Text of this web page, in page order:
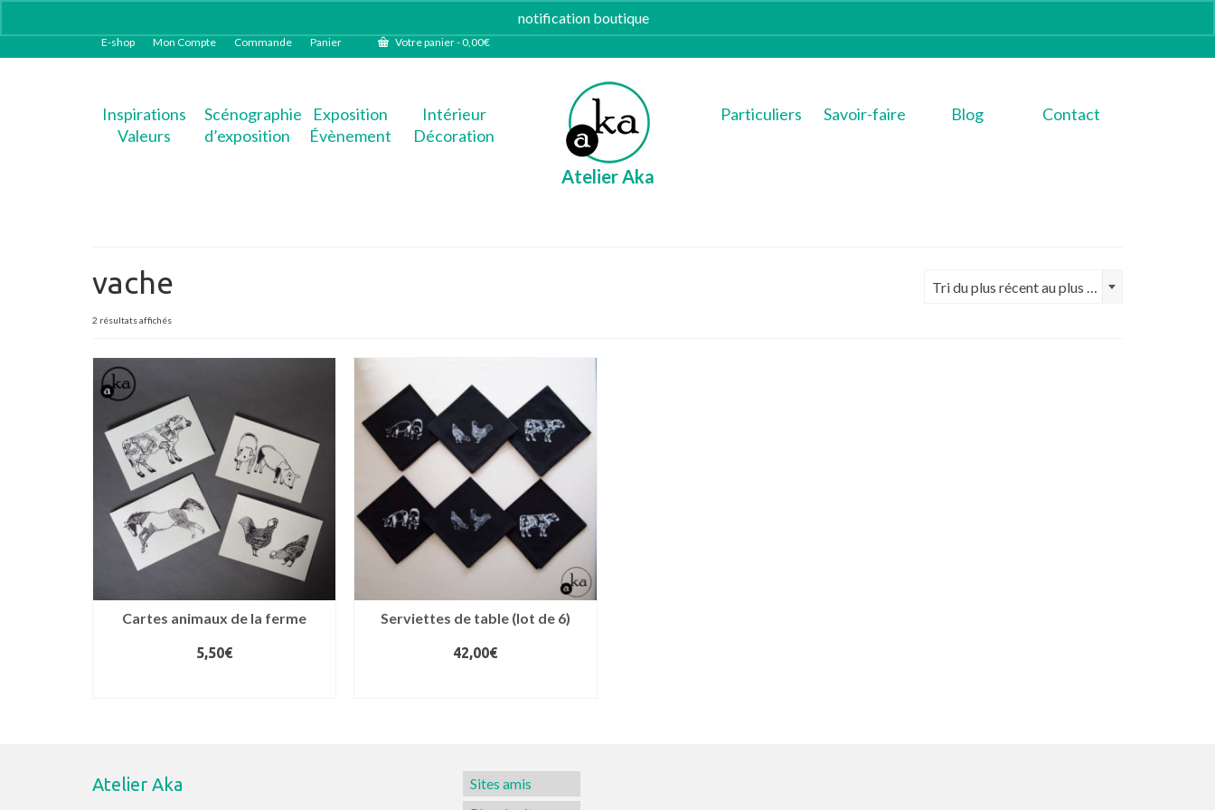
notification boutique
E-shop Mon Compte Commande Panier Votre panier-0,00€
Inspirations
Valeurs
Scénographie
d’exposition
Exposition
Évènement
Intérieur
Décoration
Atelier Aka
Particuliers Savoir-faire Blog Contact
vache
2 résultats affichésTrié
au
plus
ancien
Tri du plus récent au plus ancien
Cartes animaux de la ferme
5,50€
Serviettes de table (lot de 6)
42,00€
Atelier Aka
Sites amis